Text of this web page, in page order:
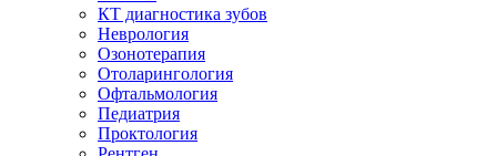
КТ диагностика зубов
Неврология
Озонотерапия
Отоларингология
Офтальмология
Педиатрия
Проктология